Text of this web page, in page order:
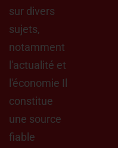
sur divers
sujets,
notamment
l'actualité et
l'économie Il
constitue
une source
fiable